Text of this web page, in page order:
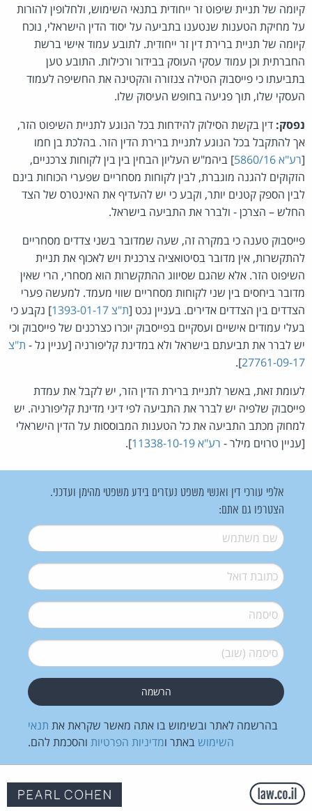
קיומה של תניית שיפוט זר ייחודית בתנאי השימוש, ולחלופין להורות
על מחיקת הטענות שנטענו בתביעה על יסוד הדין הישראלי, נוכח
קיומה של תניית ברירת דין זר ייחודית. לתובע עמוד אישי ברשת
החברתית וכן עמוד עסקי העוסק בבידור ורכילות. התובע טען
בתביעתו כי פייסבוק הטילה צנזורה והקטינה את החשיפה לעמוד
העסקי שלו, תוך פגיעה בחופש העיסוק שלו.
נפסק: דין בקשת הסילוק להידחות בכל הנוגע לתניית השיפוט הזר,
אך להתקבל בכל הנוגע לתניית ברירת הדין הזר. בהלכת בן חמו
[רע"א 5860/16
] ביהמ"ש העליון הבחין בין בין לקוחות צרכניים,
הזקוקים להגנה מוגברת, לבין לקוחות מסחריים שפערי הכוחות בינם
לבין הספק קטנים יותר, וקבע כי יש להעדיף את האינטרס של הצד
החלש – הצרכן - ולברר את התביעה בישראל.
פייסבוק טענה כי במקרה זה, שעה שמדובר בשני צדדים מסחריים
להתקשרות, אין מדובר בסיטואציה צרכנית ויש לאכוף את תניית
השיפוט הזר. אלא שהגם שסיווג ההתקשרות הוא מסחרי, הרי שאין
מדובר ביחסים בין שני לקוחות מסחריים שווי מעמד. למעשה פערי
הצדדים בין הצדדים אדירים. בעניין נכט [ת"צ 1393-01-17
] נקבע כי
בעלי עמודים אישיים ועסקיים בפייסבוק יוכרו כצרכנים של פייסבוק וכי
יש לברר את תביעתם בישראל ולא במדינת קליפורניה [עניין גל - ת"צ
27761-09-17
].
לעומת זאת, באשר לתניית ברירת הדין הזר, יש לקבל את עמדת
פייסבוק שלפיה יש לברר את התביעה לפי דיני מדינת קליפורניה. יש
למחוק מכתב התביעה את כל הטענות המבוססות על הדין הישראלי
[עניין טרוים מילר - רע"א 11338-10-19 ].
אלפי עורכי דין ואנשי משפט נעזרים בידע משפטי מהימן ועדכני.
הצטרפו גם אתם:
שם משתמש*
דואל*
סיסמה*
סיסמה (שוב)*
בהרשמה לאתר ובשימוש בו אתה מאשר שקראת את תנאי
השימוש באתר ומדיניות הפרטיות והסכמת להם.